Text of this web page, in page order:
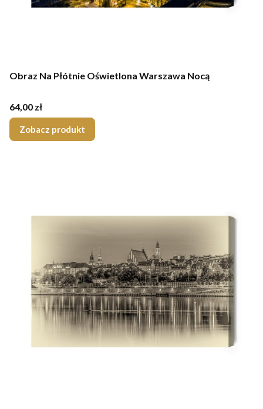
Obraz Na Płótnie Oświetlona Warszawa Nocą
Cena
64,00 zł
Zobacz produkt